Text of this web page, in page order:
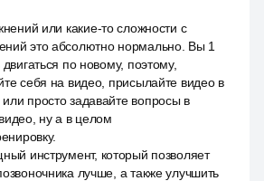
или какие-то сложности с
это абсолютно нормально. Вы 1
по новому, поэтому,
себя на видео, присылайте видео в
просто задавайте вопросы в
ну а в целом
инструмент, который позволяет
лучше, а также улучшить